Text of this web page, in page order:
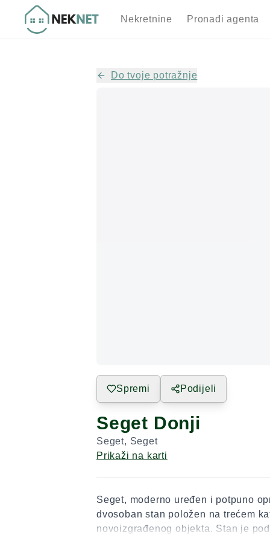
Nekretnine Pronađi agenta
Do tvoje potražnje
Spremi Podijeli
Seget Donji
Seget, Seget
Prikaži na karti
Seget, moderno uređen i potpuno
dvosoban stan položen na trećem
novoizgrađenog objekta. Stan je